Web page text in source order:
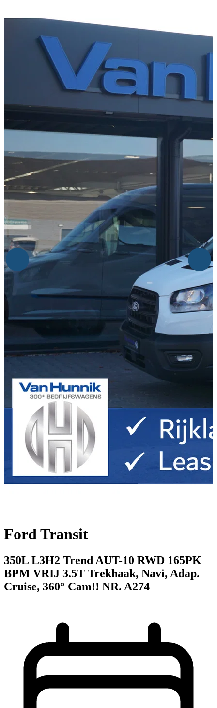
Ford Transit
350L L3H2 Trend AUT-10 RWD 165PK
BPM VRIJ 3.5T Trekhaak, Navi, Adap.
Cruise, 360° Cam!! NR. A274